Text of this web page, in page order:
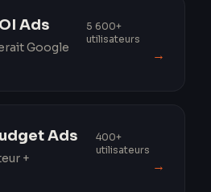
Ads
Google
5 600+
utilisateurs
→
Ads
+
400+
utilisateurs
→